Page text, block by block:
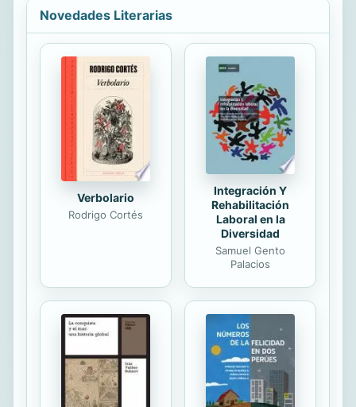
términos de religión, sino como una
brújula que te lleve al lugar donde te
perdiste a ti mismo; brindarte un
recordatorio personal de quién en
realidad eres: un hijo o una hija de
Dios, y demostrarte cómo el creer
esta verdad cambiará tu vida.
Desconéctate del mundo material
por al menos...
Novedades Literarias
Verbolario
Rodrigo Cortés
Integración Y
Rehabilitación
Laboral en la
Diversidad
Samuel Gento
Palacios